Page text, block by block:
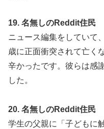
19. 名無しのReddit住民
ニュース編集をしていて
歳に正面衝突されて亡く
辛かったです。彼らは感
した。
20. 名無しのReddit住民
学生の父親に「子どもに